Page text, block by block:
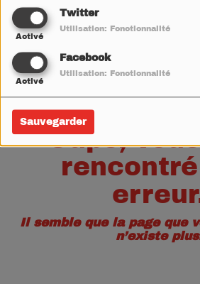
Twitter
Activé
Utilisation: Fonctionnalité
Facebook
Activé
Utilisation: Fonctionnalité
Sauvegarder
Oups,
Il semble que la page que
n’existe